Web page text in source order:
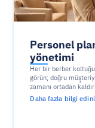
Personel
yönetimi
Her bir berber
görün; doğru
zamanı ortadan
Daha fazla bilgi